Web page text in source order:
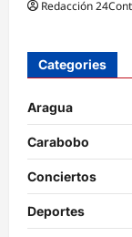
Redacción
Categories
Aragua
Carabobo
Conciertos
Deportes